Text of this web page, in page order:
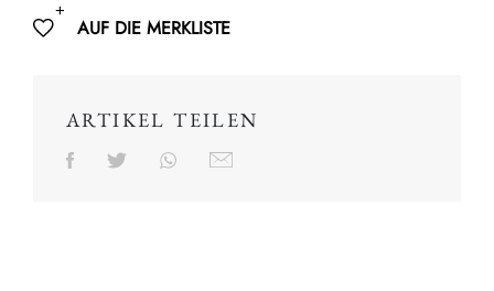
AUF DIE MERKLISTE
ARTIKEL TEILEN